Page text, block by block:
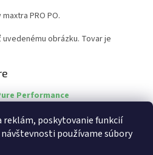
reklám, poskytovanie funkcií
používame súbory
PRO PO.
obrázku. Tovar je
Performance